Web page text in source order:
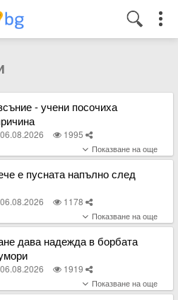
- учени посочиха
1995
е пусната напълно след
1178
дава надежда в борбата
1919